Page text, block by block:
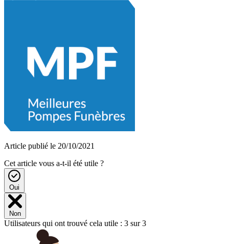
Article publié le 20/10/2021
Cet article vous a-t-il été utile ?
Oui
Non
Utilisateurs qui ont trouvé cela utile : 3 sur 3